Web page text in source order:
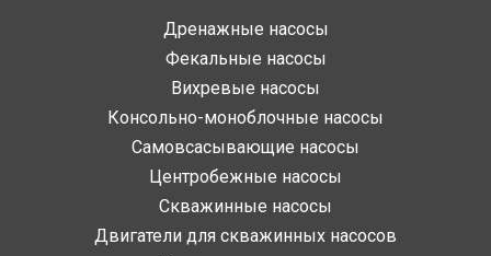
Дренажные насосы
Фекальные насосы
Вихревые насосы
Консольно-моноблочные насосы
Самовсасывающие насосы
Центробежные насосы
Скважинные насосы
Двигатели для скважинных насосов